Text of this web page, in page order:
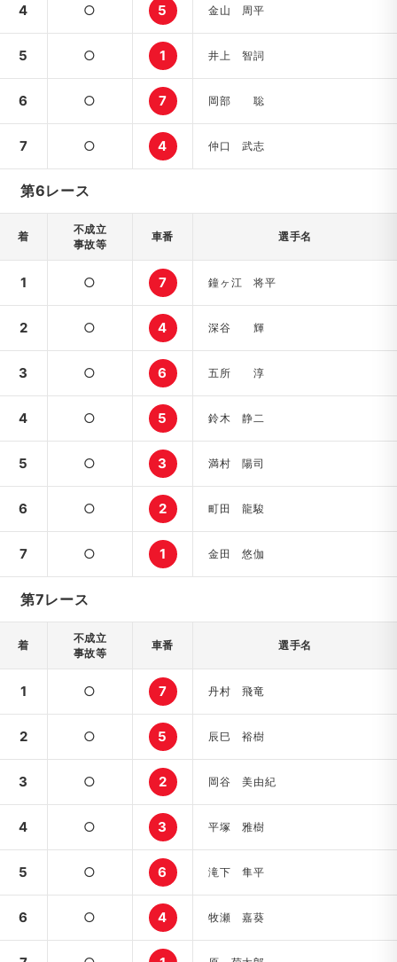
4 ○ 5 金山 周平
5 ○ 1 井上 智詞
6 ○ 7 岡部 聡
7 ○ 4 仲口 武志
第6レース
着
不成立
事故等
車番 選手名
1 ○ 7 鐘ヶ江 将平
2 ○ 4 深谷 輝
3 ○ 6 五所 淳
4 ○ 5 鈴木 静二
5 ○ 3 満村 陽司
6 ○ 2 町田 龍駿
7 ○ 1 金田 悠伽
第7レース
着
不成立
事故等
車番 選手名
1 ○ 7 丹村 飛竜
2 ○ 5 辰巳 裕樹
3 ○ 2 岡谷 美由紀
4 ○ 3 平塚 雅樹
5 ○ 6 滝下 隼平
6 ○ 4 牧瀬 嘉葵